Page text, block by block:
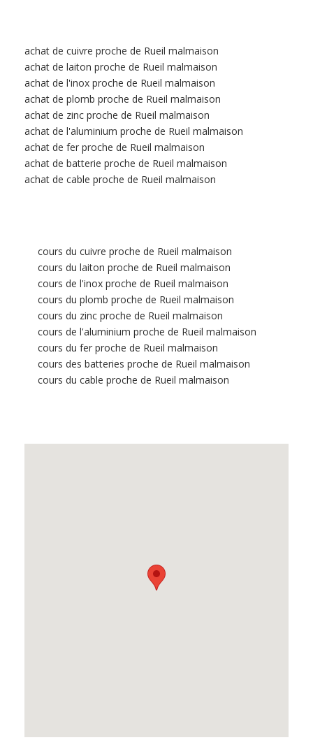
achat de cuivre proche de Rueil malmaison
achat de laiton proche de Rueil malmaison
achat de l'inox proche de Rueil malmaison
achat de plomb proche de Rueil malmaison
achat de zinc proche de Rueil malmaison
achat de l'aluminium proche de Rueil malmaison
achat de fer proche de Rueil malmaison
achat de batterie proche de Rueil malmaison
achat de cable proche de Rueil malmaison
cours du cuivre proche de Rueil malmaison
cours du laiton proche de Rueil malmaison
cours de l'inox proche de Rueil malmaison
cours du plomb proche de Rueil malmaison
cours du zinc proche de Rueil malmaison
cours de l'aluminium proche de Rueil malmaison
cours du fer proche de Rueil malmaison
cours des batteries proche de Rueil malmaison
cours du cable proche de Rueil malmaison